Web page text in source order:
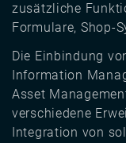
zusätzliche
Formulare, Shop-
Die Einbindung
Information
Asset
verschiedene
Integration von